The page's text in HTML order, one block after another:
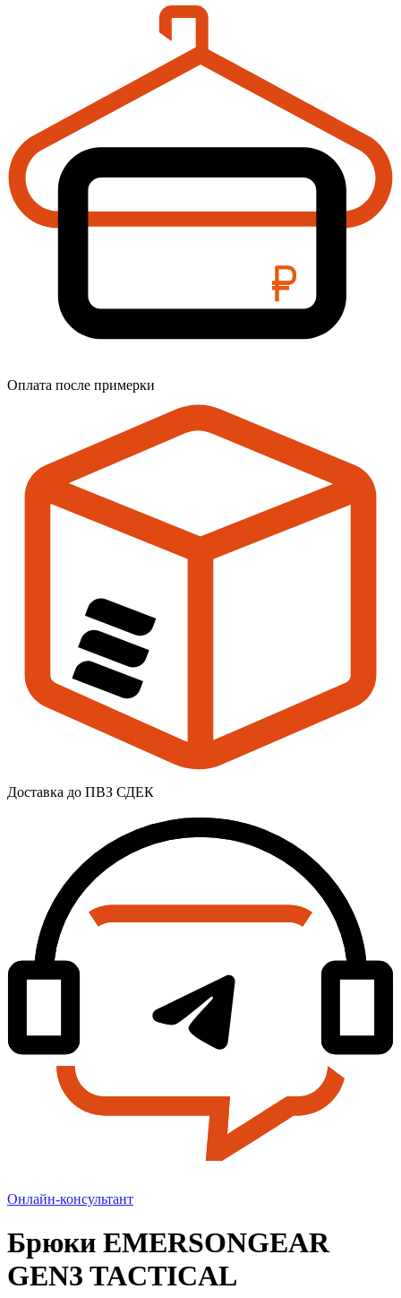
Оплата после примерки
Доставка до ПВЗ СДЕК
Онлайн-консультант
Брюки EMERSONGEAR
GEN3 TACTICAL